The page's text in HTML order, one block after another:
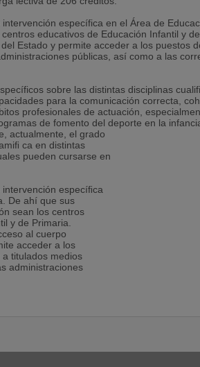
específica en el Área de
educativos de Educación Infantil y
Estado y permite acceder a los puestos
públicas, así como a las
sobre las distintas disciplinas
para la comunicación correcta,
profesionales de actuación,
de fomento del deporte en la
actualmente, el grado
ca en distintas
pueden cursarse en
especíﬁca
De ahí que sus
sean los centros
y de Primaria.
al cuerpo
acceder a los
titulados medios
administraciones
especializadas.
cos sobre las